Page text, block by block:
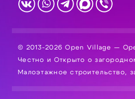
© 2013-2026 Open Village —
Честно и Открыто о
Малоэтажное строительство,